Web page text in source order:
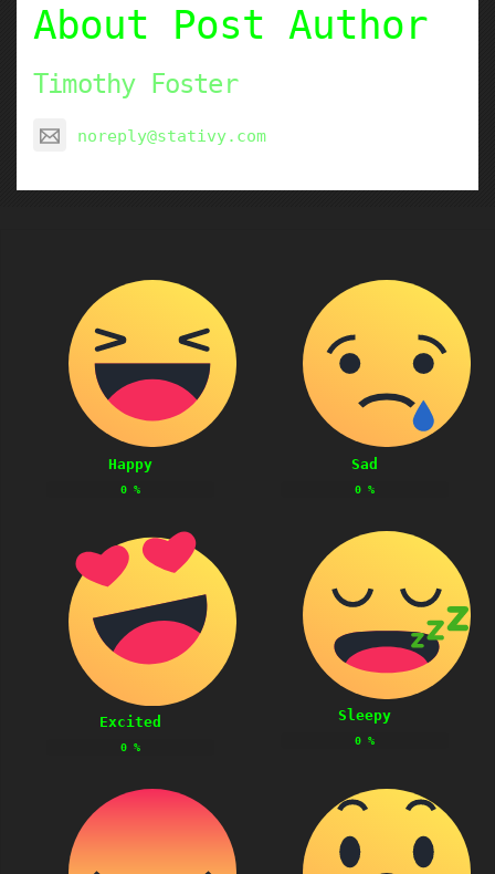
About Post Author
Timothy Foster
noreply@stativy.com
Happy
0%
Sad
0 %
Excited
0%
Sleepy
0 %